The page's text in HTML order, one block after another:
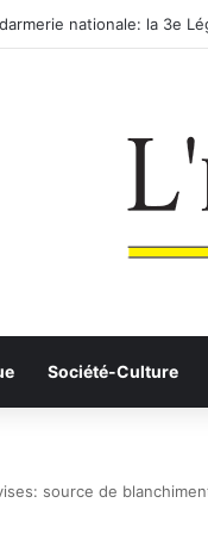
le pont routier-ferroviaire
Société-Culture
source de